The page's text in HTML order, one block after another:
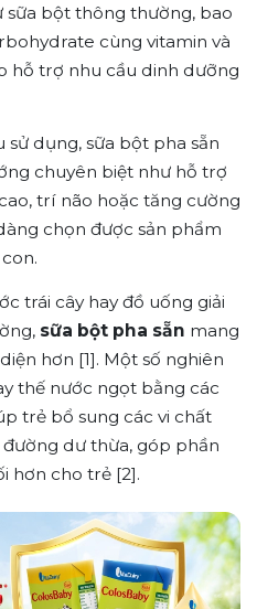
bột thông thường, bao
cùng vitamin và
hỗ trợ nhu cầu dinh dưỡng
dụng, sữa bột pha sẵn
chuyên biệt như hỗ trợ
trí não hoặc tăng cường
chọn được sản phẩm
trái cây hay đồ uống giải
sữa bột pha sẵn mang
hơn [1]. Một số nghiên
thế nước ngọt bằng các
trẻ bổ sung các vi chất
dư thừa, góp phần
hơn cho trẻ [2].